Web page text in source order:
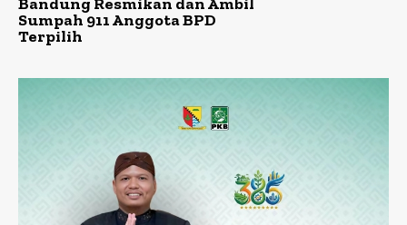
Sumpah 911 Anggota BPD
Terpilih